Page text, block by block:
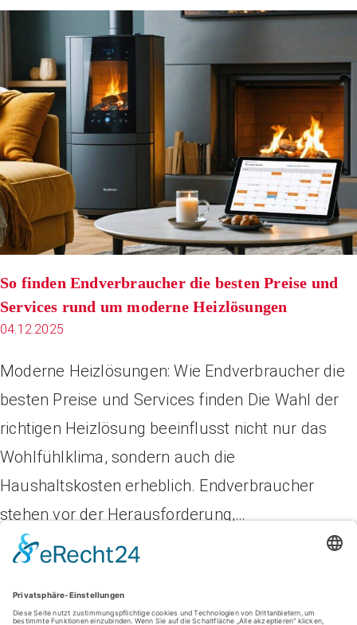
So finden Endverbraucher die besten Preise und
Services rund um moderne Heizlösungen
04.12.2025
Moderne Heizlösungen: Wie Endverbraucher die
besten Preise und Services finden Die Wahl der
richtigen Heizlösung beeinflusst nicht nur das
Wohlfühlklima, sondern auch die
Haushaltskosten erheblich. Endverbraucher
stehen vor der Herausforderung,…
Wir in STUTTGART